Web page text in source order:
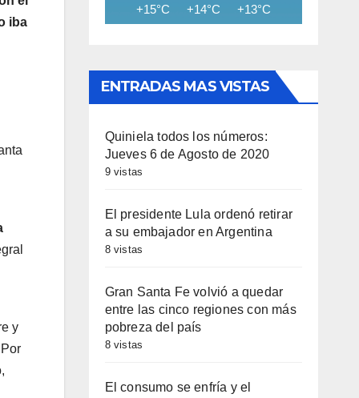
iba
y
+15°C +14°C +13°C
ENTRADAS MAS VISTAS
Quiniela todos los números:
Jueves 6 de Agosto de 2020
9 vistas
El presidente Lula ordenó retirar
a su embajador en Argentina
8 vistas
Gran Santa Fe volvió a quedar
entre las cinco regiones con más
pobreza del país
8 vistas
El consumo se enfría y el